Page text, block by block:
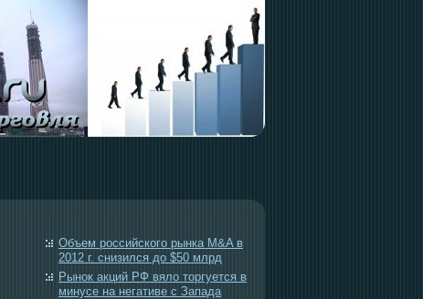
Объем российского рынка M&A в
2012 г. снизился до $50 млрд
Рынок акций РФ вяло торгуется в
минусе на негативе с Запада